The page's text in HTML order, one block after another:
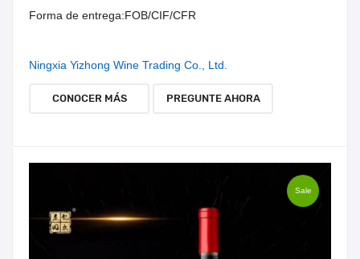
Forma de entrega:FOB/CIF/CFR
Ningxia Yizhong Wine Trading Co., Ltd.
CONOCER MÁS PREGUNTE AHORA
Sale